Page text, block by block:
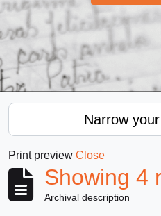
Narrow
Print preview Close
Showing 4
Archival description